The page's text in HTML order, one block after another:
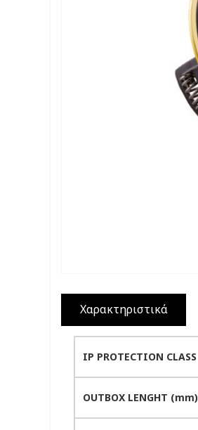
Χαρακτηριστικά
IP PROTECTION CLASS
OUTBOX LENGHT (mm)